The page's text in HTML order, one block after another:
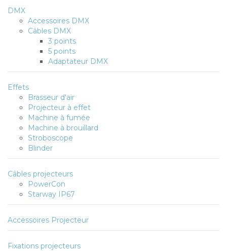
DMX
Accessoires DMX
Câbles DMX
3 points
5 points
Adaptateur DMX
Effets
Brasseur d'air
Projecteur à effet
Machine à fumée
Machine à brouillard
Stroboscope
Blinder
Câbles projecteurs
PowerCon
Starway IP67
Accessoires Projecteur
Fixations projecteurs